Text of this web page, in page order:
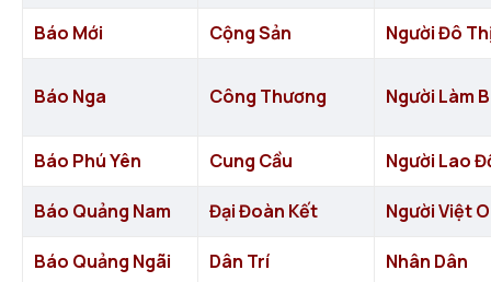
Báo Mới Cộng Sản Người Đô
Báo Nga Công Thương Người Làm
Báo Phú Yên Cung Cầu Người Lao
Báo Quảng Nam Đại Đoàn Kết Người Việt
Báo Quảng Ngãi Dân Trí Nhân Dân